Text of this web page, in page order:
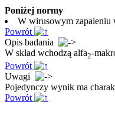
Poniżej normy
W wirusowym zapaleniu
Powrót
Opis badania
W skład wchodzą alfa2-
Powrót
Uwagi
Pojedynczy wynik ma
Powrót